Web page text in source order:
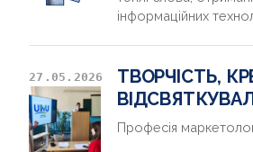
інформаційних
27.05.2026
ТВОРЧІСТЬ,
Професія